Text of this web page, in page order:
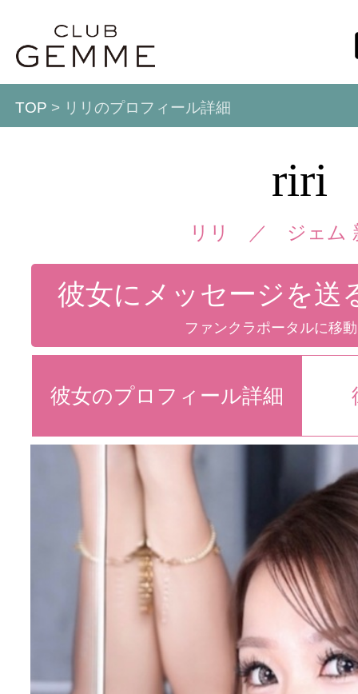
TOP > リリのプロフィール詳細
riri
リリ ／ ジェム
彼女にメッセージを送
ファンクラポータルに移
彼女のプロフィール詳細